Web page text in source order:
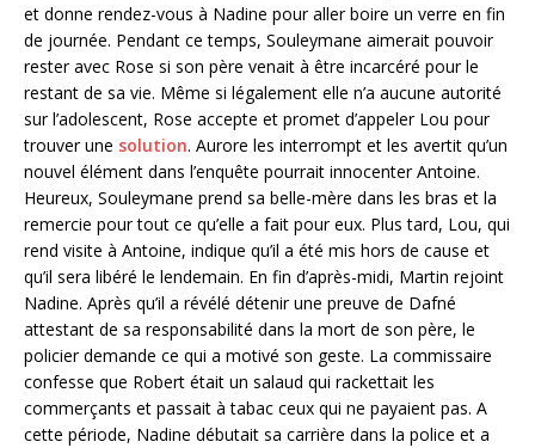
et donne rendez-vous à Nadine pour aller boire un verre en fin
de journée. Pendant ce temps, Souleymane aimerait pouvoir
rester avec Rose si son père venait à être incarcéré pour le
restant de sa vie. Même si légalement elle n’a aucune autorité
sur l’adolescent, Rose accepte et promet d’appeler Lou pour
trouver une solution. Aurore les interrompt et les avertit qu’un
nouvel élément dans l’enquête pourrait innocenter Antoine.
Heureux, Souleymane prend sa belle-mère dans les bras et la
remercie pour tout ce qu’elle a fait pour eux. Plus tard, Lou, qui
rend visite à Antoine, indique qu’il a été mis hors de cause et
qu’il sera libéré le lendemain. En fin d’après-midi, Martin rejoint
Nadine. Après qu’il a révélé détenir une preuve de Dafné
attestant de sa responsabilité dans la mort de son père, le
policier demande ce qui a motivé son geste. La commissaire
confesse que Robert était un salaud qui rackettait les
commerçants et passait à tabac ceux qui ne payaient pas. A
cette période, Nadine débutait sa carrière dans la police et a